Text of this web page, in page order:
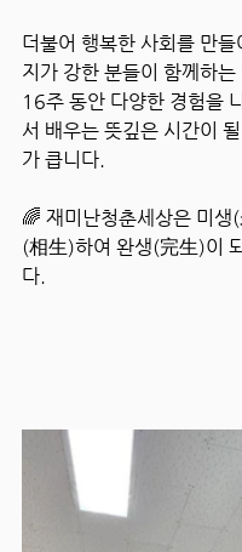
더불어 행복한 사회를 만들
지가 강한 분들이 함께하
16주 동안 다양한 경험을
서 배우는 뜻깊은 시간이
가 큽니다.
🌈 재미난청춘세상은 미생
(相生)하여 완생(完生)이
다.